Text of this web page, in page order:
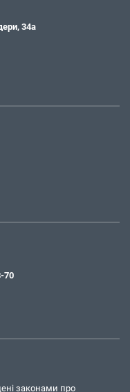
34а
70
законами про